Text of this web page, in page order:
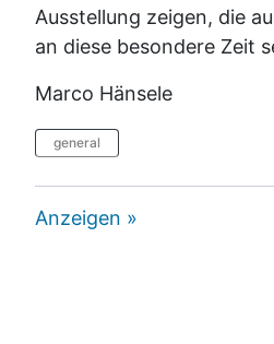
Ausstellung zeigen, die
an diese besondere Zeit
Marco Hänsele
general
Anzeigen »